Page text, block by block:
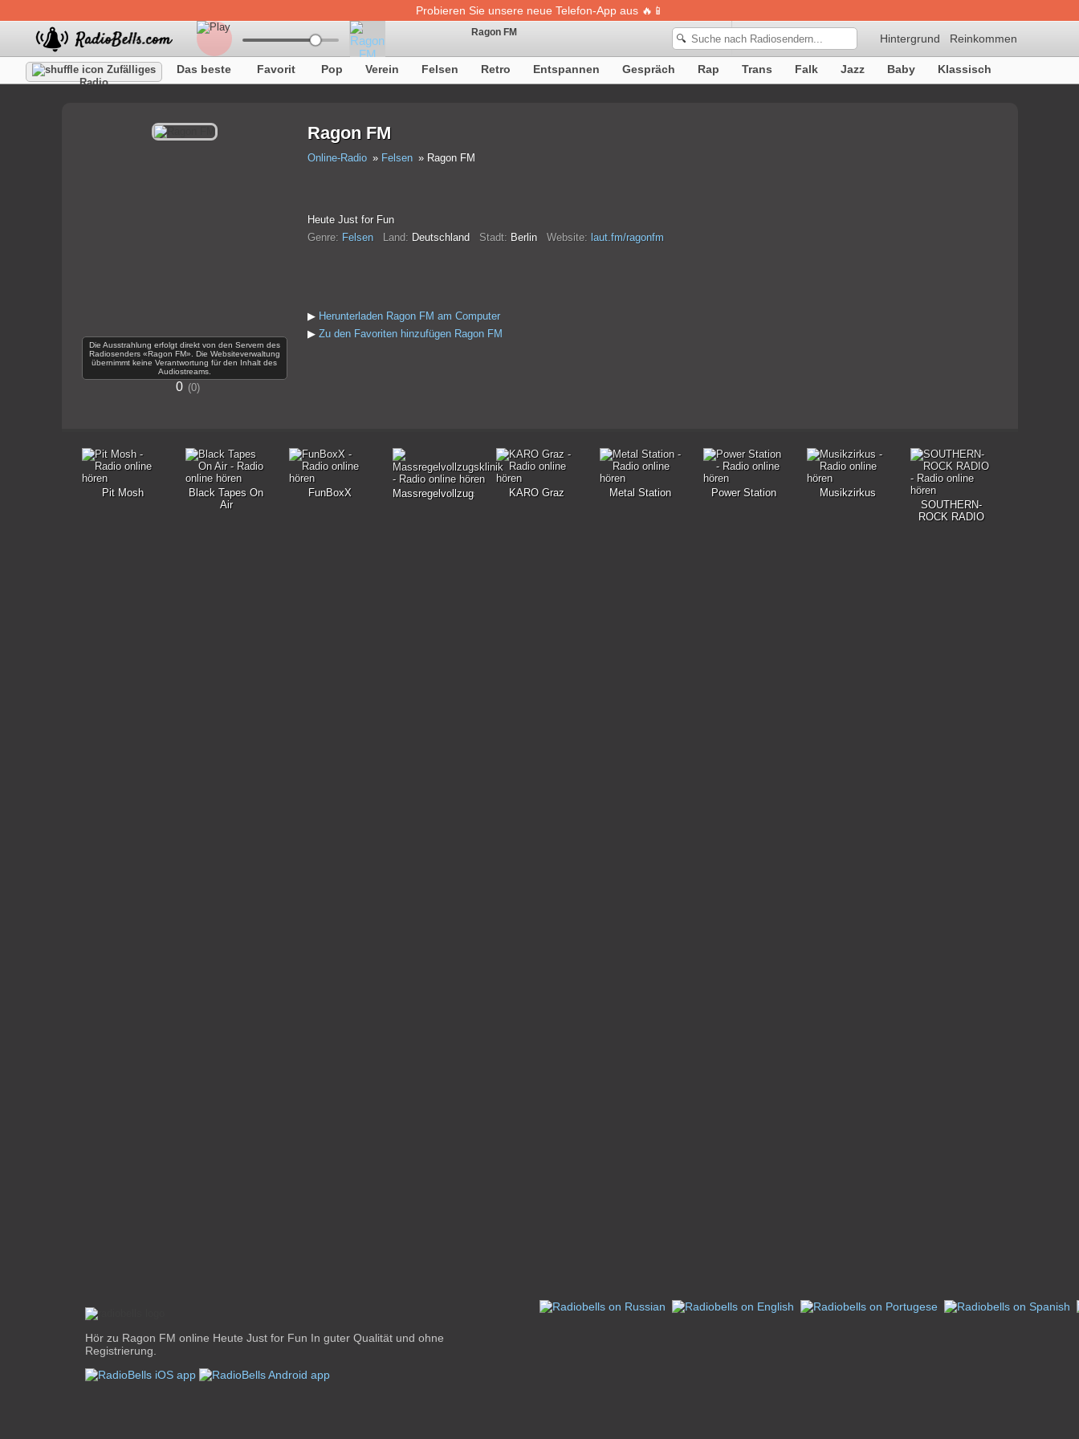
Probieren Sie unsere neue Telefon-App aus 🔥📱
Reinkommen
Hintergrund
🔍
Ragon FM
Zufälliges
Radio
Das beste Favorit Pop Verein Felsen Retro Entspannen Gespräch Rap Trans Falk Jazz Baby Klassisch
Die Ausstrahlung erfolgt direkt von den Servern des
Radiosenders «Ragon FM». Die Websiteverwaltung
übernimmt keine Verantwortung für den Inhalt des
Audiostreams.
0 0
Ragon FM
Online-Radio Felsen Ragon FM
Heute Just for Fun
Genre: Felsen Land: Deutschland Stadt: Berlin Website: laut.fm/ragonfm
▶ Herunterladen Ragon FM am Computer
▶ Zu den Favoriten hinzufügen Ragon FM
Pit Mosh
Black Tapes On
Air
FunBoxX Massregelvollzugsklinik KARO Graz Metal Station Power Station
Musikzirkus
SOUTHERN-
ROCK RADIO
Hör zu Ragon FM online Heute Just for Fun In guter Qualität und ohne
Registrierung.